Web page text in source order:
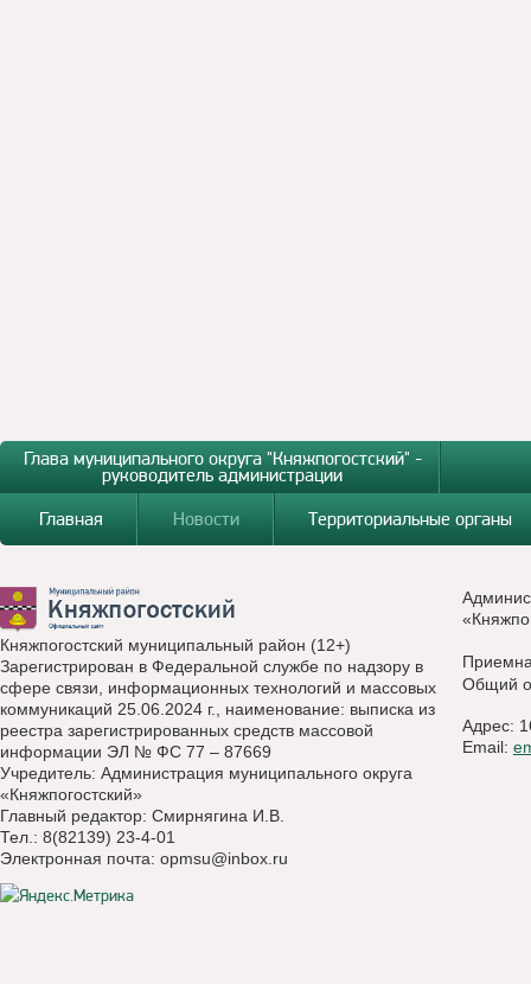
Глава муниципального округа "Княжпогостский" -
руководитель администрации
Главная
Новости Территориальные органы
Княжпогостский муниципальный район (12+)
Зарегистрирован в Федеральной службе по надзору в
сфере связи, информационных технологий и массовых
коммуникаций 25.06.2024 г., наименование: выписка из
реестра зарегистрированных средств массовой
информации ЭЛ № ФС 77 – 87669
Учредитель: Администрация муниципального округа
«Княжпогостский»
Главный редактор: Смирнягина И.В.
Тел.: 8(82139) 23-4-01
Электронная почта: opmsu@inbox.ru
Общий
Адрес:
Email: